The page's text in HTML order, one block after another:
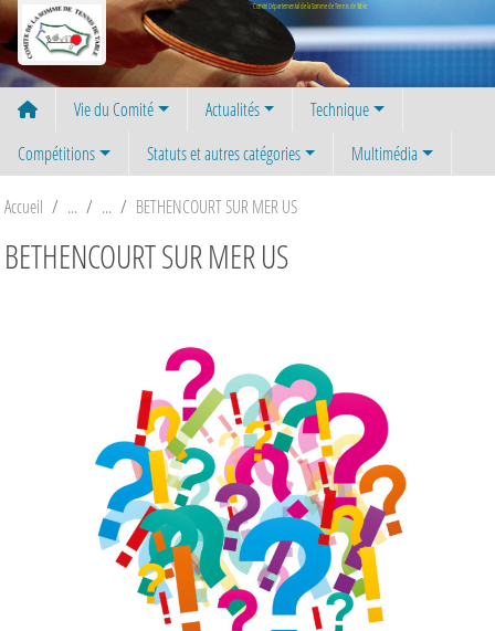
Comité Départemental de la Somme de Tennis de Table
Vie du Comité Actualités
Technique
Compétitions
Statuts et autres catégories Multimédia
Accueil BETHENCOURT SUR MER US
BETHENCOURT SUR MER US
Panneau de gestion des cookies